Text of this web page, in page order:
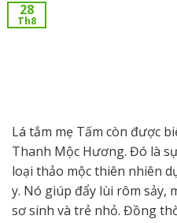
28
Th8
Lá tắm mẹ Tấm còn được
Thanh Mộc Hương. Đó là
loại thảo mộc thiên nhiên
y. Nó giúp đẩy lùi rôm sảy,
sơ sinh và trẻ nhỏ. Đồng